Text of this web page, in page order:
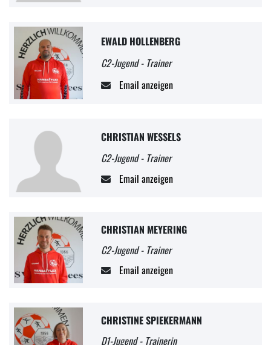
EWALD HOLLENBERG
C2-Jugend - Trainer
Email anzeigen
CHRISTIAN WESSELS
C2-Jugend - Trainer
Email anzeigen
CHRISTIAN MEYERING
C2-Jugend - Trainer
Email anzeigen
CHRISTINE SPIEKERMANN
D1-Jugend - Trainerin